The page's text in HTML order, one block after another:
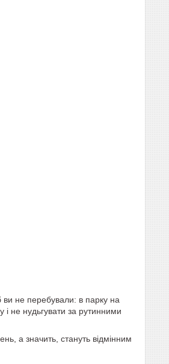
ви не перебували: в парку на
і не нудьгувати за рутинними
а значить, стануть відмінним